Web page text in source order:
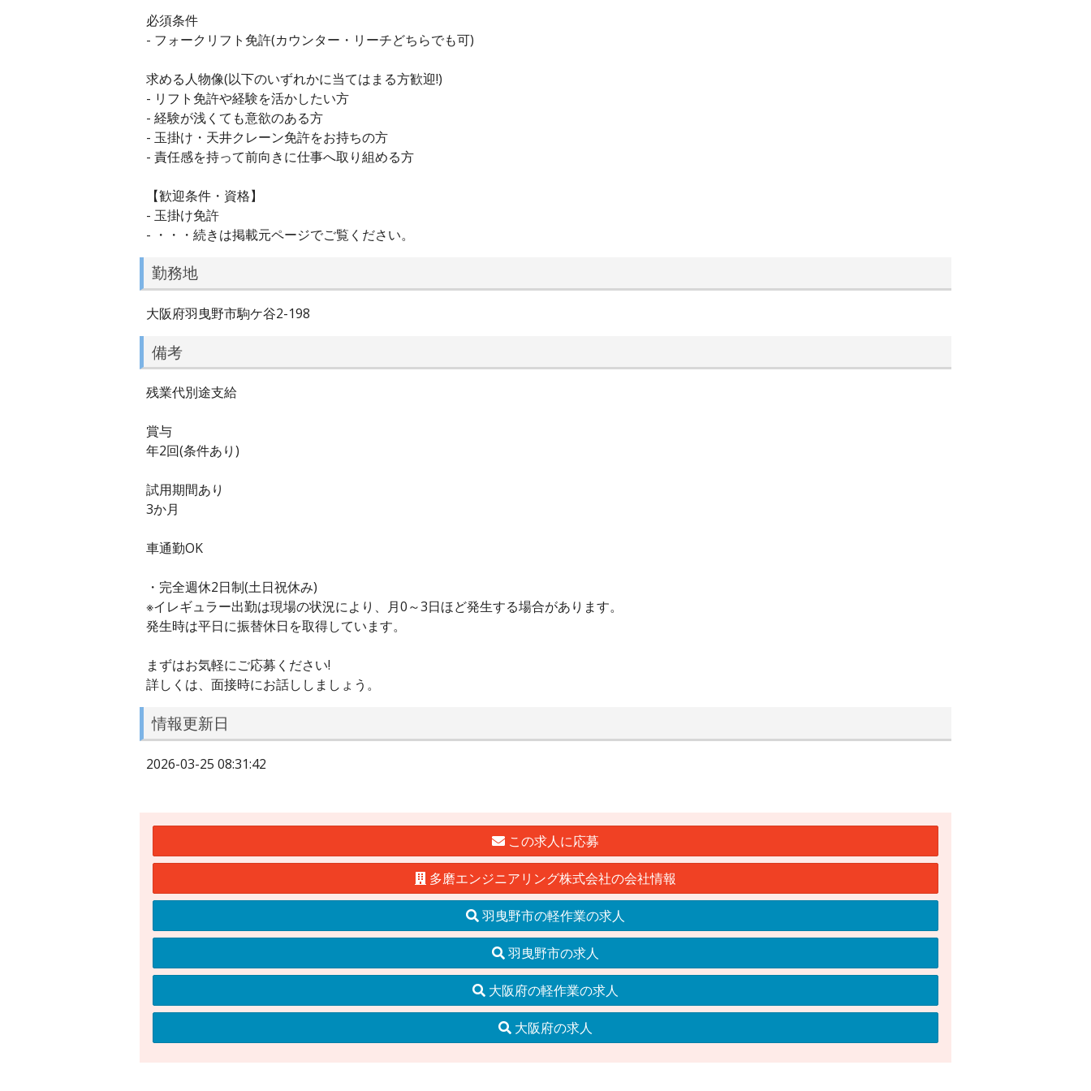
必須条件
- フォークリフト免許(カウンター・リーチどちらでも可)
求める人物像(以下のいずれかに当てはまる方歓迎!)
- リフト免許や経験を活かしたい方
- 経験が浅くても意欲のある方
- 玉掛け・天井クレーン免許をお持ちの方
- 責任感を持って前向きに仕事へ取り組める方
【歓迎条件・資格】
- 玉掛け免許
- ・・・続きは掲載元ページでご覧ください。
勤務地
大阪府羽曳野市駒ケ谷2-198
備考
残業代別途支給
賞与
年2回(条件あり)
試用期間あり
3か月
車通勤OK
・完全週休2日制(土日祝休み)
※イレギュラー出勤は現場の状況により、月0～3日ほど発生する場合があります。
発生時は平日に振替休日を取得しています。
まずはお気軽にご応募ください!
詳しくは、面接時にお話ししましょう。
情報更新日
2026-03-25 08:31:42
この求人に応募
多磨エンジニアリング株式会社の会社情報
羽曳野市の軽作業の求人
羽曳野市の求人
大阪府の軽作業の求人
大阪府の求人